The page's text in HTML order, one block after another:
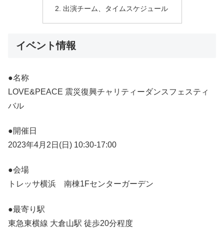
出演チーム、タイムスケジュール
イベント情報
●名称
LOVE&PEACE 震災復興チャリティーダンスフェスティ
バル
●開催日
2023年4月2日(日) 10:30-17:00
●会場
トレッサ横浜 南棟1Fセンターガーデン
●最寄り駅
東急東横線 大倉山駅 徒歩20分程度